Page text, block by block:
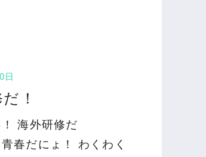
日
！
海外研修だ
春だにょ！ わくわく